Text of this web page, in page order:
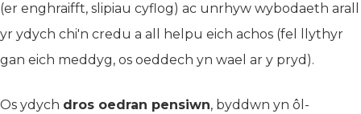
(er enghraifft, slipiau cyflog) ac unrhyw wybodaeth arall
yr ydych chi'n credu a all helpu eich achos (fel llythyr
gan eich meddyg, os oeddech yn wael ar y pryd).
Os ydych dros oedran pensiwn, byddwn yn ôl-